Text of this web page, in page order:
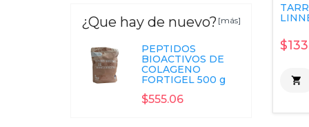

¿Que hay de nuevo? [más]
PEPTIDOS
BIOACTIVOS DE
COLAGENO
FORTIGEL 500 g
$555.06